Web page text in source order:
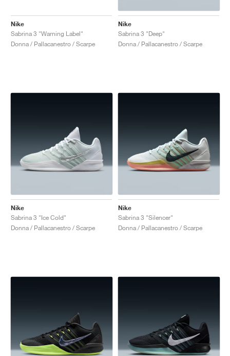
Nike
Sabrina 3 "Warning Label"
Donna / Pallacanestro / Scarpe
Nike
Sabrina 3 "Deep"
Donna / Pallacanestro / Scarpe
Nike
Sabrina 3 "Ice Cold"
Donna / Pallacanestro / Scarpe
Nike
Sabrina 3 "Silencer"
Donna / Pallacanestro / Scarpe